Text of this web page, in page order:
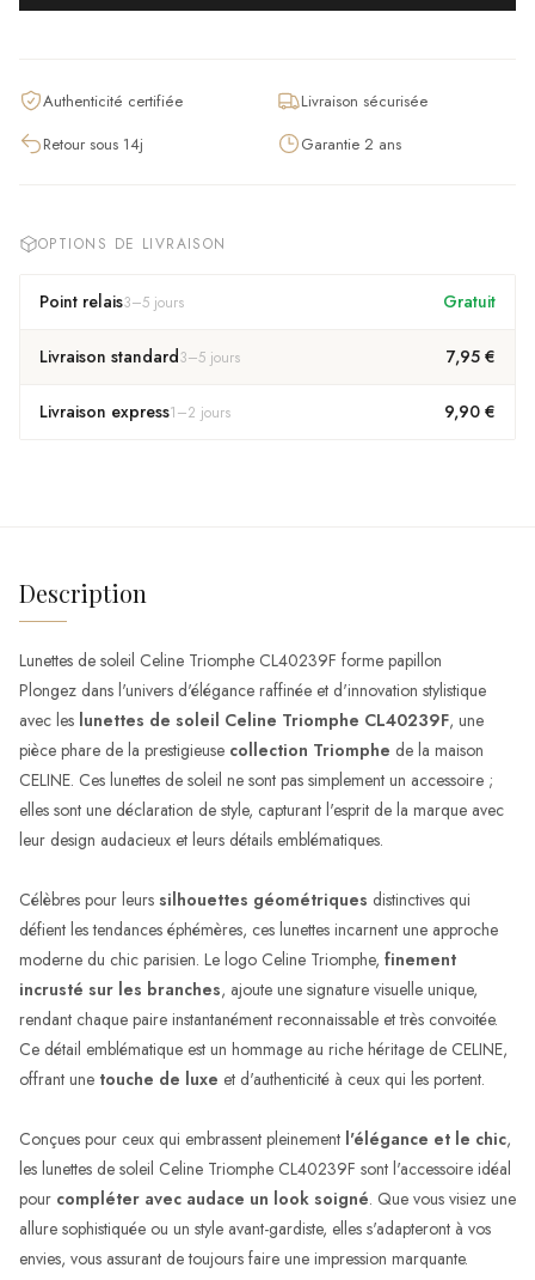
Authenticité certifiée
Livraison sécurisée
Retour sous 14j
Garantie 2 ans
OPTIONS DE LIVRAISON
Point relais3–5 jours Gratuit
Livraison standard3–5 jours 7,95 €
Livraison express1–2 jours 9,90 €
Description
Lunettes de soleil Celine Triomphe CL40239F forme papillon
Plongez dans l'univers d'élégance raffinée et d'innovation stylistique
avec les lunettes de soleil Celine Triomphe CL40239F, une
pièce phare de la prestigieuse collection Triomphe de la maison
CELINE. Ces lunettes de soleil ne sont pas simplement un accessoire ;
elles sont une déclaration de style, capturant l'esprit de la marque avec
leur design audacieux et leurs détails emblématiques.
Célèbres pour leurs silhouettes géométriques distinctives qui
défient les tendances éphémères, ces lunettes incarnent une approche
moderne du chic parisien. Le logo Celine Triomphe, finement
incrusté sur les branches, ajoute une signature visuelle unique,
rendant chaque paire instantanément reconnaissable et très convoitée.
Ce détail emblématique est un hommage au riche héritage de CELINE,
offrant une touche de luxe et d'authenticité à ceux qui les portent.
Conçues pour ceux qui embrassent pleinement l'élégance et le chic,
les lunettes de soleil Celine Triomphe CL40239F sont l'accessoire idéal
pour compléter avec audace un look soigné. Que vous visiez une
allure sophistiquée ou un style avant-gardiste, elles s'adapteront à vos
envies, vous assurant de toujours faire une impression marquante.